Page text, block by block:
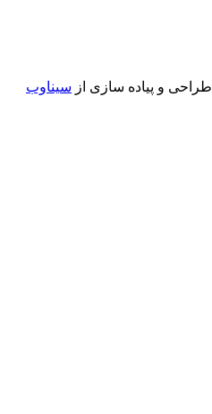
طراحی و پیاده سازی از سیناوب